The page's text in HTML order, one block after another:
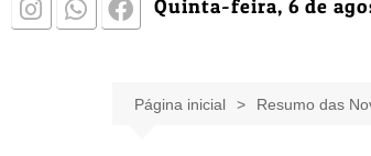
Quinta-feira, 6 de
Página inicial Resumo das